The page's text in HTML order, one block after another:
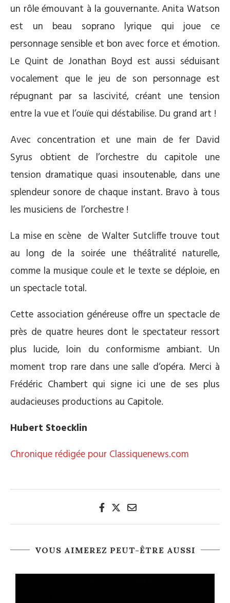
un rôle émouvant à la gouvernante. Anita Watson
est un beau soprano lyrique qui joue ce
personnage sensible et bon avec force et émotion.
Le Quint de Jonathan Boyd est aussi séduisant
vocalement que le jeu de son personnage est
répugnant par sa lascivité, créant une tension
entre la vue et l’ouïe qui déstabilise. Du grand art !
Avec concentration et une main de fer David
Syrus obtient de l’orchestre du capitole une
tension dramatique quasi insoutenable, dans une
splendeur sonore de chaque instant. Bravo à tous
les musiciens de l’orchestre !
La mise en scène de Walter Sutcliffe trouve tout
au long de la soirée une théâtralité naturelle,
comme la musique coule et le texte se déploie, en
un spectacle total.
Cette association généreuse offre un spectacle de
près de quatre heures dont le spectateur ressort
plus lucide, loin du conformisme ambiant. Un
moment trop rare dans une salle d‘opéra. Merci à
Frédéric Chambert qui signe ici une de ses plus
audacieuses productions au Capitole.
Hubert Stoecklin
Chronique rédigée pour Classiquenews.com
VOUS AIMEREZ PEUT-ÊTRE AUSSI